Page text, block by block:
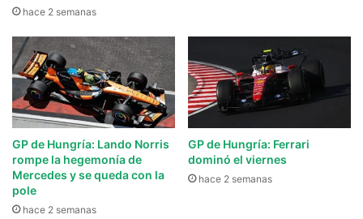
hace 2 semanas
GP de Hungría: Lando Norris
rompe la hegemonía de
Mercedes y se queda con la
pole
hace 2 semanas
GP de Hungría: Ferrari
dominó el viernes
hace 2 semanas